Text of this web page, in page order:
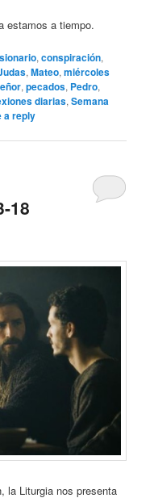
estamos a tiempo.
,conspiración,
,Mateo,miércoles
,pecados, Pedro,
diarias,Semana
a reply
18
la Liturgia nos presenta